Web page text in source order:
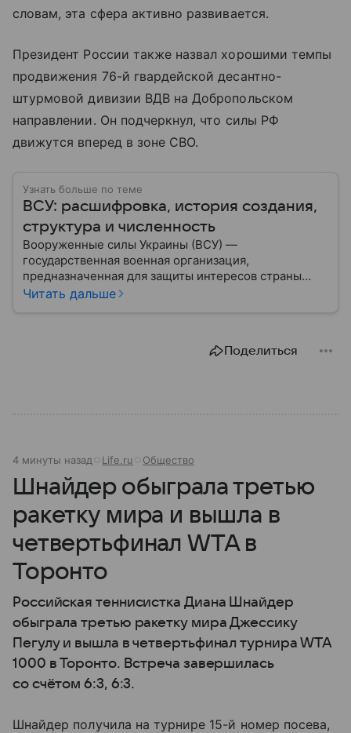
словам, эта сфера активно развивается.
Президент России также назвал хорошими темпы
продвижения 76-й гвардейской десантно-
штурмовой дивизии ВДВ на Добропольском
направлении. Он подчеркнул, что силы РФ
движутся вперед в зоне СВО.
Узнать больше по теме
ВСУ: расшифровка, история создания,
структура и численность
Вооруженные силы Украины (ВСУ) —
государственная военная организация,
предназначенная для защиты интересов страны
военным путем. Была создана после
Читать дальше
Поделиться
5 минут назад Life.ru Общество
Шнайдер обыграла третью
ракетку мира и вышла в
четвертьфинал WTA в
Торонто
Российская теннисистка Диана Шнайдер
обыграла третью ракетку мира Джессику
Пегулу и вышла в четвертьфинал турнира WTA
1000 в Торонто. Встреча завершилась
со счётом 6:3, 6:3.
Шнайдер получила на турнире 15-й номер посева,